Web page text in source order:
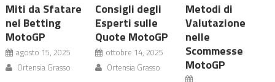
Miti da Sfatare
nel Betting
MotoGP
agosto 15, 2025
Ortensia Grasso
Consigli degli
Esperti sulle
Quote MotoGP
ottobre 14, 2025
Ortensia Grasso
Metodi di
Valutazione
nelle
Scommesse
MotoGP